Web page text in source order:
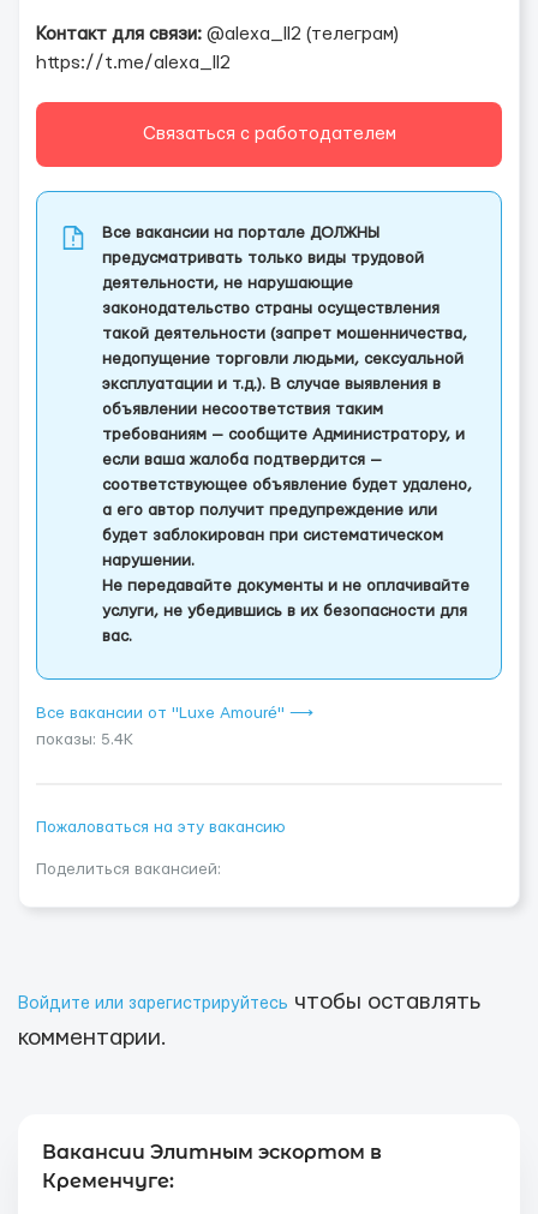
Контакт для связи: @alexa_ll2 (телеграм)
https://t.me/alexa_ll2
Связаться с работодателем
Все вакансии на портале ДОЛЖНЫ
предусматривать только виды трудовой
деятельности, не нарушающие
законодательство страны осуществления
такой деятельности (запрет мошенничества,
недопущение торговли людьми, сексуальной
эксплуатации и т.д.). В случае выявления в
объявлении несоответствия таким
требованиям — сообщите Администратору, и
если ваша жалоба подтвердится —
соответствующее объявление будет удалено,
а его автор получит предупреждение или
будет заблокирован при систематическом
нарушении.
Не передавайте документы и не оплачивайте
услуги, не убедившись в их безопасности для
вас.
Все вакансии от "Luxe Amouré" ⟶
показы: 5.4K
Пожаловаться на эту вакансию
Поделиться вакансией:
Войдите или зарегистрируйтесь чтобы оставлять
комментарии.
Вакансии Элитным эскортом в
Кременчуге: